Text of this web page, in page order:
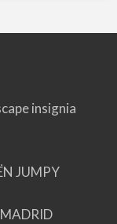
insignia
JUMPY